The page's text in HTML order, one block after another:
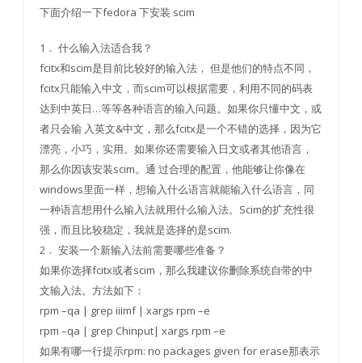
下面介绍一下fedora 下安装 scim
1． 什么输入法适合我？
fcitx和scim是目前比较好的输入法， 但是他们的特点不同，
fcitx只能输入中文，而scim可以根据需要，利用不同的码表
达到中英日…等等各种语言的输入问题。如果你只懂中文，或
者只会输 入英文&中文，那么fcitx是一个不错的选择，因为它
漂亮，小巧，实用。如果你还需要输入日文或者其他语言，
那么你因该安装scim。通 过合理的配置，他能够让你像在
windows里面一样，想输入什么语言就能输入什么语言，同
一种语言想用什么输入法就用什么输入法。Scim的扩充性很
强，而且比较稳定，我就是选择的是scim.
2． 安装一个新输入法前需要哪些准备？
如果你选择fcitx或者scim，那么我建议你删除系统自带的中
文输入法。方法如下：
rpm –qa | grep iiimf | xargs rpm –e
rpm –qa | grep Chinput| xargs rpm –e
如果有哪一行提示rpm: no packages given for erase那表示